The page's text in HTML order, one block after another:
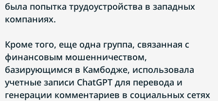
была попытка трудоустройства в западных
компаниях.
Кроме того, еще одна группа, связанная с
финансовым мошенничеством,
базирующимся в Камбодже, использовала
учетные записи ChatGPT для перевода и
генерации комментариев в социальных сетях